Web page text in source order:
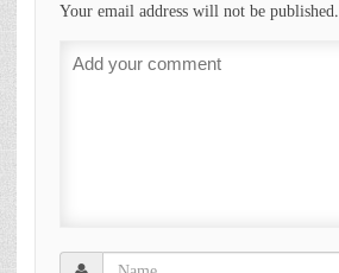
Your email address will not be published.